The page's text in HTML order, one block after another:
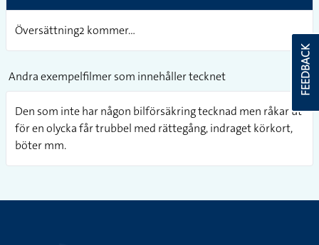
Översättning2 kommer...
Andra exempelfilmer som innehåller tecknet
Den som inte har någon bilförsäkring tecknad men råkar ut
för en olycka får trubbel med rättegång, indraget körkort,
böter mm.
FEEDBACK